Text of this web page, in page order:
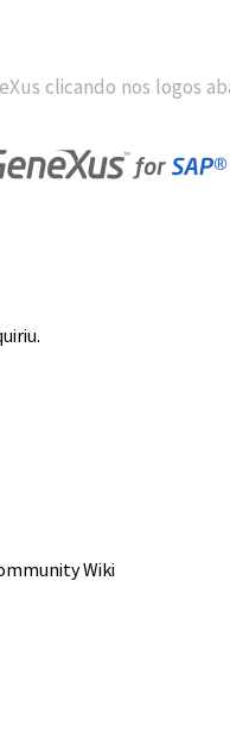
clicando nos logos
Wiki